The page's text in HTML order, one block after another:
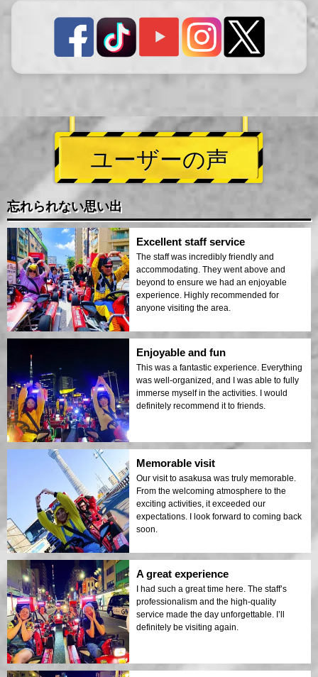
ユーザーの声
忘れられない思い出
Excellent staff service
The staff was incredibly friendly and
accommodating. They went above and
beyond to ensure we had an enjoyable
experience. Highly recommended for
anyone visiting the area.
Enjoyable and fun
This was a fantastic experience. Everything
was well-organized, and I was able to fully
immerse myself in the activities. I would
definitely recommend it to friends.
Memorable visit
Our visit to asakusa was truly memorable.
From the welcoming atmosphere to the
exciting activities, it exceeded our
expectations. I look forward to coming back
soon.
A great experience
I had such a great time here. The staff’s
professionalism and the high-quality
service made the day unforgettable. I’ll
definitely be visiting again.